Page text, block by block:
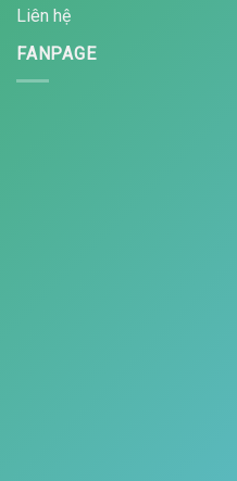
Liên hệ
FANPAGE